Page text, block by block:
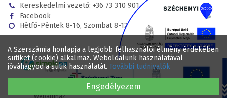
A Szerszámia honlapja a legjobb felhasználói élmény érdekében
sütiket (cookie) alkalmaz. Weboldalunk használatával
jóváhagyod a sütik használatát. További tudnivalók
Engedélyezem
Kereskedelmi vezető: +36 73 310 901
Facebook
Hétfő-Péntek 8-16, Szombat 8-12
© 2017 - 2026 . Minden jog fenntartva SZERSZAMIA.hu Webáruház .
Webáruház készítés